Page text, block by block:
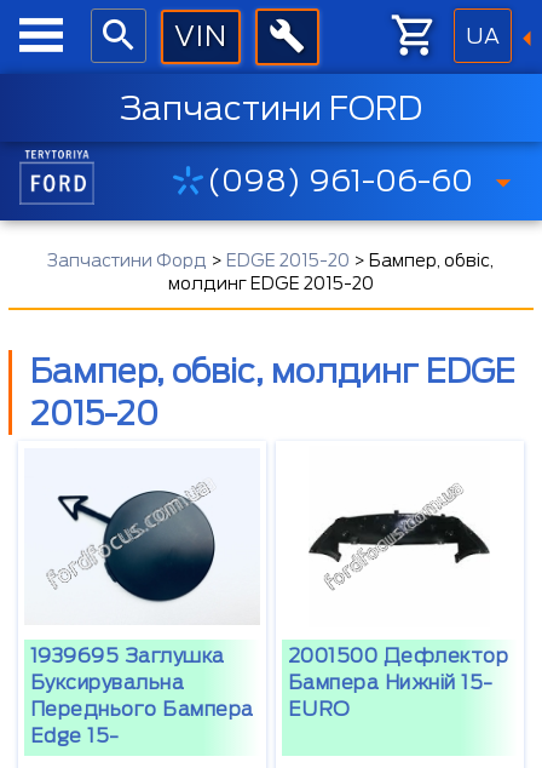
UA
Запчастини FORD
(098) 961-06-60
Запчастини Форд > EDGE 2015-20 > Бампер, обвіс,
молдинг EDGE 2015-20
Бампер, обвіс, молдинг EDGE
2015-20
1939695 Заглушка
Буксирувальна
Переднього Бампера
Edge 15-
2001500 Дефлектор
Бампера Нижній 15-
EURO